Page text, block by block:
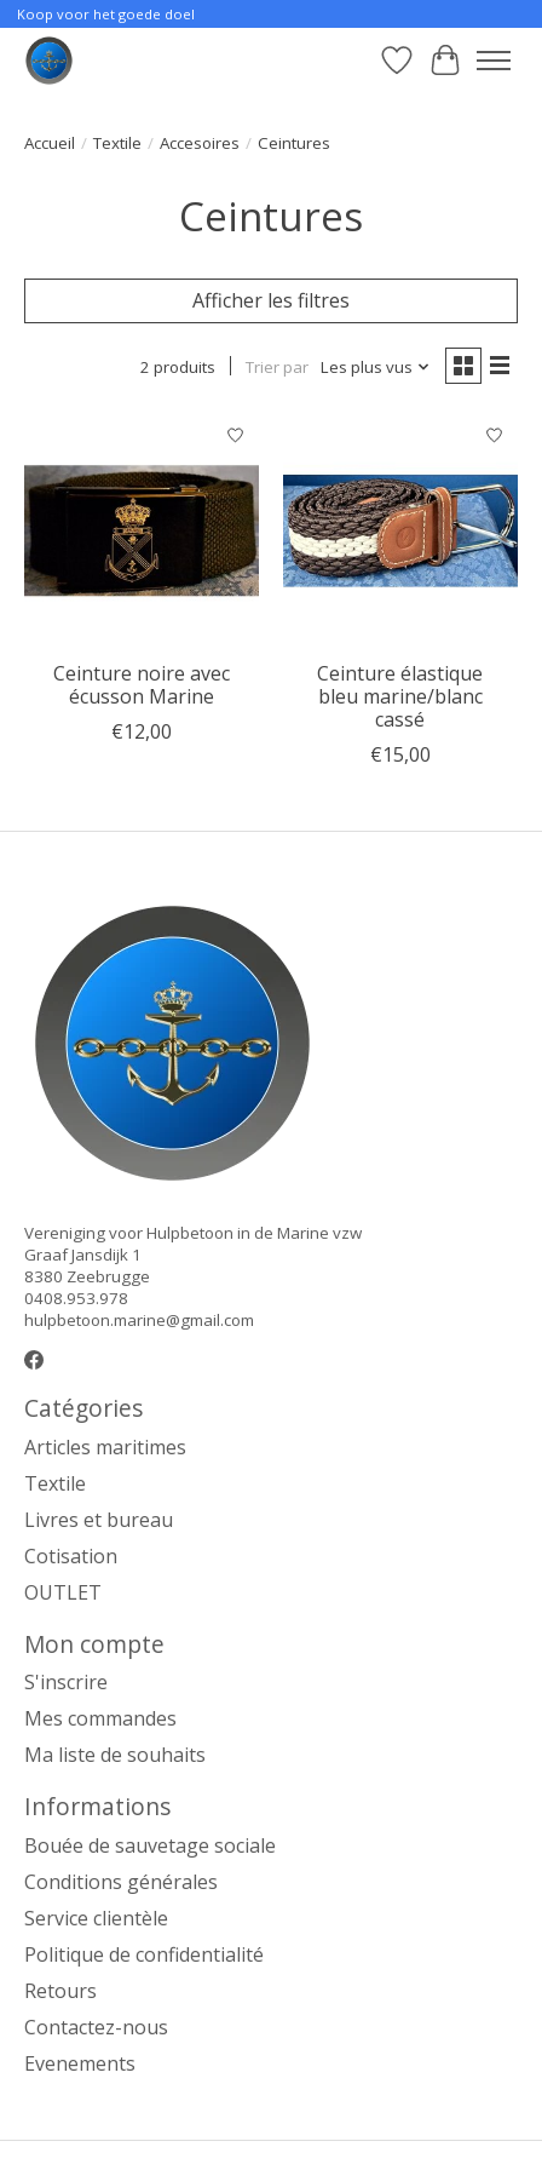
Koop voor het goede doel
Liste dePanier
Accueil / Textile / Accesoires / Ceintures
Ceintures
Afficher les filtres
2 produits Trier par Les plus vus
Ceinture noire avec
écusson Marine
€12,00
Ceinture élastique
bleu marine/blanc
cassé
€15,00
Vereniging voor Hulpbetoon in de Marine vzw
Graaf Jansdijk 1
8380 Zeebrugge
0408.953.978
hulpbetoon.marine@gmail.com
Catégories
Articles maritimes
Textile
Livres et bureau
Cotisation
OUTLET
Mon compte
S'inscrire
Mes commandes
Ma liste de souhaits
Informations
Bouée de sauvetage sociale
Conditions générales
Service clientèle
Politique de confidentialité
Retours
Contactez-nous
Evenements